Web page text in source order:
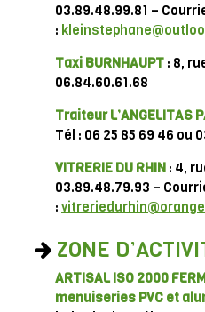
03.89.48.99.81 –
:
Taxi BURNHAUPT : 8,
06.84.60.61.68
Traiteur L’ANGELITAS
Tél : 06 25 85 69 46 ou
VITRERIE DU RHIN : 4,
03.89.48.79.93 –
:
ZONE
ARTISAL ISO 2000
menuiseries PVC et